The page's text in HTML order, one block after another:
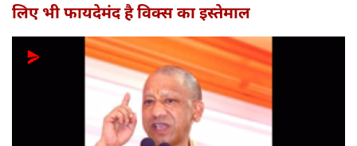
लिए भी फायदेमंद है विक्स का इस्तेमाल